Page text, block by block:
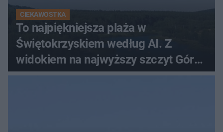
CIEKAWOSTKA
To najpiękniejsza plaża w
Świętokrzyskiem według AI. Z
widokiem na najwyższy szczyt Gór
Świętokrzyskich